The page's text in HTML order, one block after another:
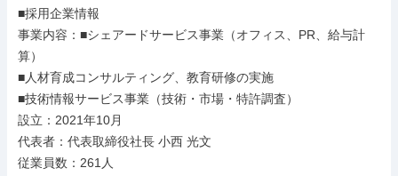
■採用企業情報
事業内容：■シェアードサービス事業（オフィス、PR、給与計
算）
■人材育成コンサルティング、教育研修の実施
■技術情報サービス事業（技術・市場・特許調査）
設立：2021年10月
代表者：代表取締役社長 小西 光文
従業員数：261人